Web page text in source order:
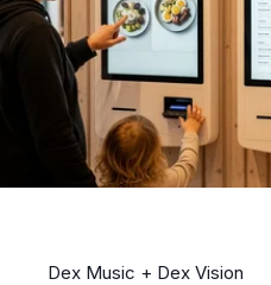
Dex Music + Dex Vision